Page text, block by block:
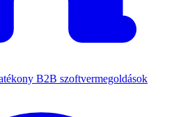
B2B szoftvermegoldások